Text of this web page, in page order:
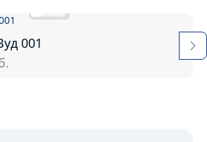
001